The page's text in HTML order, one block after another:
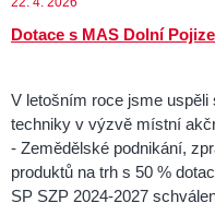
Dotace s MAS Dolní
V letošním roce jsme
techniky v výzvě místní
- Zemědělské podnikání,
produktů na trh s 50 %
SP SZP 2024-2027